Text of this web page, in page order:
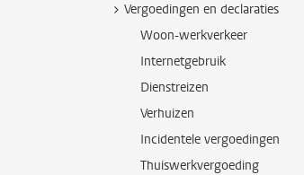
Vergoedingen en declaraties
Woon-werkverkeer
Internetgebruik
Dienstreizen
Verhuizen
Incidentele vergoedingen
Thuiswerkvergoeding